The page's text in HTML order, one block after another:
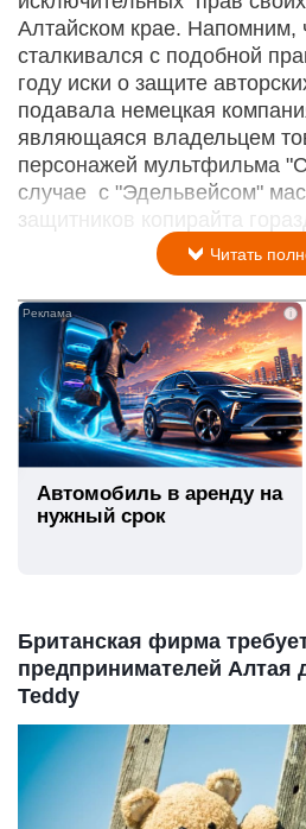
Алтайском крае. Напомним,
сталкивался с подобной
году иски о защите
подавала немецкая
являющаяся владельцем
персонажей мультфильма
случае с "Эдельвейсом"
защитников копирайта
Читать
i
Автомобиль в аренду на
нужный срок
Британская фирма
предпринимателей Алтая
Teddy